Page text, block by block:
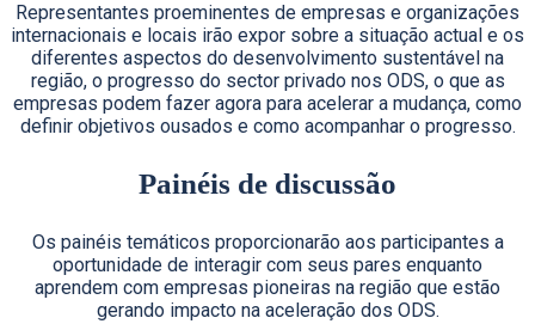
Representantes proeminentes de empresas e organizações
internacionais e locais irão expor sobre a situação actual e os
diferentes aspectos do desenvolvimento sustentável na
região, o progresso do sector privado nos ODS, o que as
empresas podem fazer agora para acelerar a mudança, como
definir objetivos ousados ​​e como acompanhar o progresso.
Painéis de discussão
Os painéis temáticos proporcionarão aos participantes a
oportunidade de interagir com seus pares enquanto
aprendem com empresas pioneiras na região que estão
gerando impacto na aceleração dos ODS.